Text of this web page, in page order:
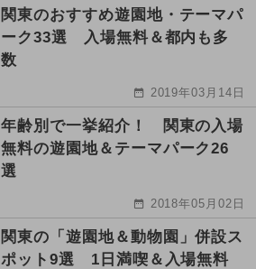
関東のおすすめ遊園地・テーマパ
ーク33選 入場無料＆都内も多
数
2019年03月14日
年齢別で一挙紹介！ 関東の入場
無料の遊園地＆テーマパーク26
選
2018年05月02日
関東の「遊園地＆動物園」併設ス
ポット9選 1日満喫＆入場無料